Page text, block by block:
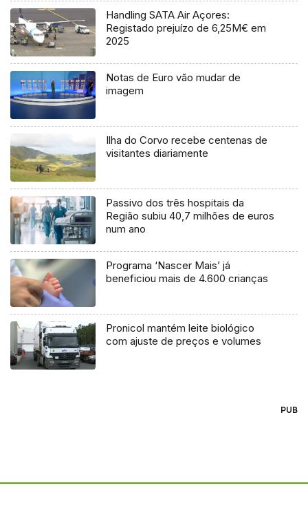
Handling SATA Air Açores:
Registado prejuízo de 6,25M€ em
2025
Notas de Euro vão mudar de
imagem
Ilha do Corvo recebe centenas de
visitantes diariamente
Passivo dos três hospitais da
Região subiu 40,7 milhões de euros
num ano
Programa ‘Nascer Mais’ já
beneficiou mais de 4.600 crianças
Pronicol mantém leite biológico
com ajuste de preços e volumes
PUB